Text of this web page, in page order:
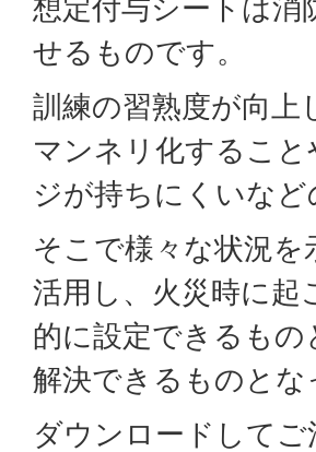
想定付与シートは
せるものです。
訓練の習熟度が向上
マンネリ化するこ
ジが持ちにくいな
そこで様々な状況
活用し、火災時に起
的に設定できるも
解決できるものとな
ダウンロードして